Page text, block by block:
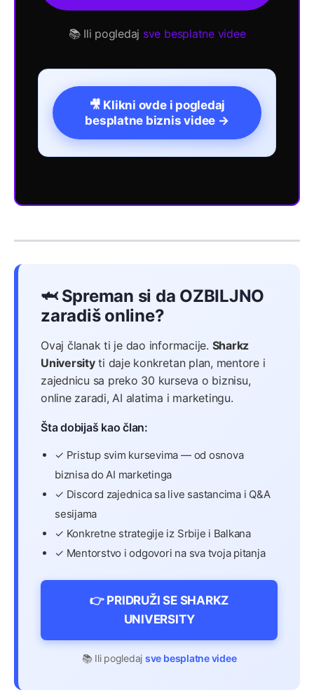
📚 Ili pogledaj sve besplatne videe
🎥 Klikni ovde i pogledaj
besplatne biznis videe →
🦈 Spreman si da OZBILJNO
zaradiš online?
Ovaj članak ti je dao informacije. Sharkz
Universityti daje konkretan plan, mentore i
zajednicu sa preko 30 kurseva o biznisu,
online zaradi, AI alatima i marketingu.
Šta dobijaš kao član:
✓ Pristup svim kursevima — od osnova
biznisa do AI marketinga
✓ Discord zajednica sa live sastancima i Q&A
sesijama
✓ Konkretne strategije iz Srbije i Balkana
✓ Mentorstvo i odgovori na sva tvoja pitanja
👉 PRIDRUŽI SE SHARKZ
UNIVERSITY
📚 Ili pogledaj sve besplatne videe